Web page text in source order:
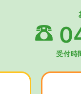
受付時